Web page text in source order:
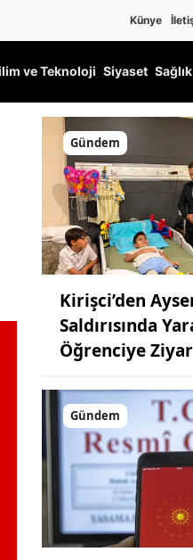
Künye
ve Teknoloji Siyaset Sağlık
Gündem
Kirişci’den
Saldırısında
Öğrenciye
Gündem